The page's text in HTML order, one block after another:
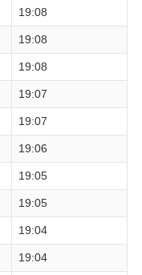
19:08
19:08
19:08
19:07
19:07
19:06
19:05
19:05
19:04
19:04